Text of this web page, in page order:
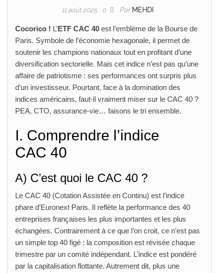
11 août 2025 0 Par MEHDI
Cocorico ! L’ETF CAC 40 est l’emblème de la Bourse de
Paris. Symbole de l’économie hexagonale, il permet de
soutenir les champions nationaux tout en profitant d’une
diversification sectorielle. Mais cet indice n’est pas qu’une
affaire de patriotisme : ses performances ont surpris plus
d’un investisseur. Pourtant, face à la domination des
indices américains, faut‑il vraiment miser sur le CAC 40 ?
PEA, CTO, assurance‑vie… faisons le tri ensemble.
I. Comprendre l’indice
CAC 40
A) C’est quoi le CAC 40 ?
Le CAC 40 (Cotation Assistée en Continu) est l’indice
phare d’Euronext Paris. Il reflète la performance des 40
entreprises françaises les plus importantes et les plus
échangées. Contrairement à ce que l’on croit, ce n’est pas
un simple top 40 figé : la composition est révisée chaque
trimestre par un comité indépendant. L’indice est pondéré
par la capitalisation flottante. Autrement dit, plus une